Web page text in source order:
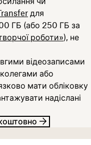
для
ГБ (або 250 ГБ за
роботи»), не
відеозаписами
або
мати обліковку
надіслані